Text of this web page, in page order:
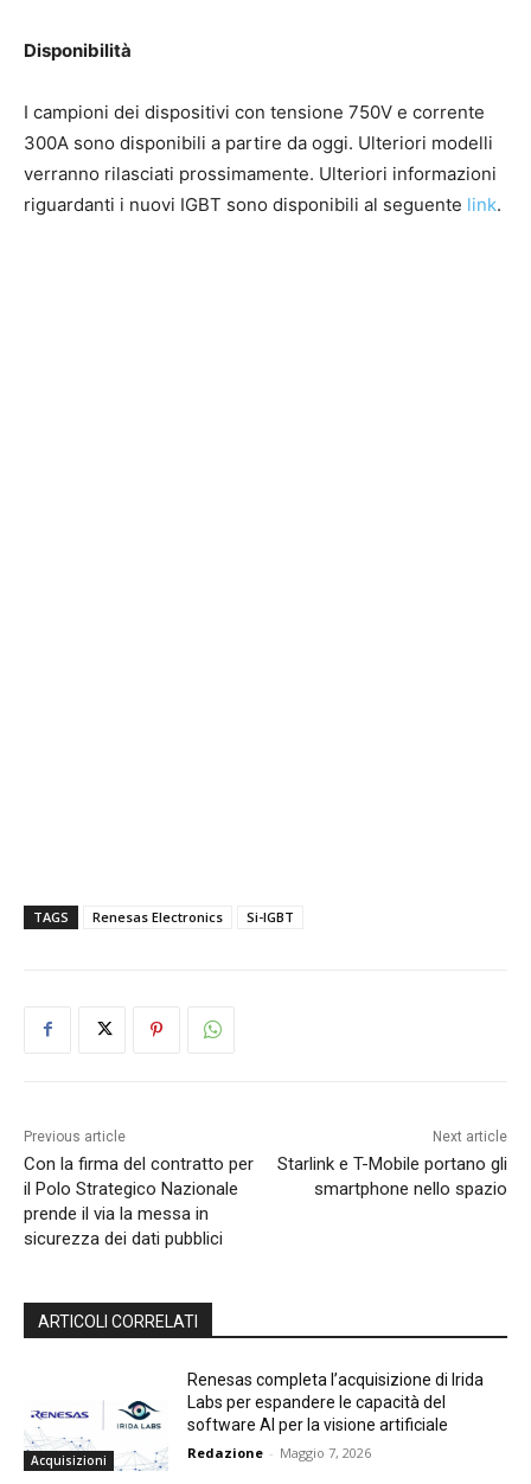
Disponibilità
I campioni dei dispositivi con tensione 750V e corrente
300A sono disponibili a partire da oggi. Ulteriori modelli
verranno rilasciati prossimamente. Ulteriori informazioni
riguardanti i nuovi IGBT sono disponibili al seguente link.
TAGS Renesas Electronics Si-IGBT
Previous article
Con la firma del contratto per
il Polo Strategico Nazionale
prende il via la messa in
sicurezza dei dati pubblici
Next article
Starlink e T-Mobile portano gli
smartphone nello spazio
ARTICOLI CORRELATI
Acquisizioni
Renesas completa l’acquisizione di Irida
Labs per espandere le capacità del
software AI per la visione artificiale
Redazione - Maggio 7, 2026